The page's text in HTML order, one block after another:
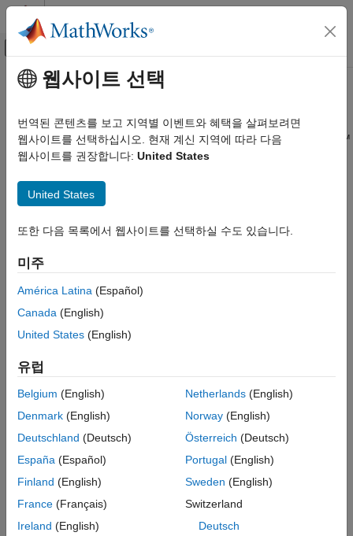
콘텐츠로 바로 가기
오프캔버스 탐색 메뉴 토글
문서 홈
MATLAB Coder
카테고리
MATLAB Coder 시작하기
코드 생성을 위한 MATLAB 프로그래밍
코드 생성
성능
MATLAB Coder를 사용한 딥러닝
딥러닝 코드 생성 기초
영상 분류 및 분할 응용 분야
객체 검출 응용 분야
시계열 분류 및 전망 응용 분야
TensorFlow Lite 응용 분야
신경망 압축 응용 분야
PyTorch 및 LiteRT 모델에 대한 코드 생성
주요 콘텐츠
MATLAB Coder
딥러닝 신경망을 위한 C/C++ 코드 생성(Deep Learning Toolbox™
필요)
컴퓨터를 가르치는 머신러닝의 한 분야입니다. 학습 알고리즘은
미리 지정한 수식을 모델로 사용하지 않고 여러 계산 기법을
신경망을 사용하여 영상에서 직접 데이터의 유용한 표현을
MATLAB Coder™를 Deep Learning Toolbox와 함께 사용하여
다음 생성 코드를 Intel
사용하는 임베디드 플랫폼에 배포할 수 있습니다. 타사
또는 C++ 코드를 생성할 수도 있습니다.
시작하기
Prerequisites for Deep Learning with MATLAB Coder
Networks and Layers Supported for Code Generation
Analyze Network for Code Generation
카테고리
웹사이트 선택
번역된 콘텐츠를 보고 지역별 이벤트와 혜택을 살펴보려면
웹사이트를 선택하십시오. 현재 계신 지역에 따라 다음
웹사이트를 권장합니다: United States
United States
또한 다음 목록에서 웹사이트를 선택하실 수도 있습니다.
미주
América Latina (Español)
Canada (English)
United States (English)
유럽
Belgium (English)
Denmark (English)
Deutschland (Deutsch)
España (Español)
Finland (English)
France (Français)
Ireland (English)
Netherlands(English)
Norway(English)
Österreich (Deutsch)
Portugal(English)
Sweden (English)
Switzerland
Deutsch